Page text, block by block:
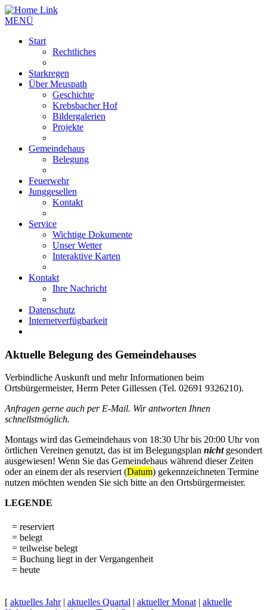
MENÜ
Start
Rechtliches
Starkregen
Über Meuspath
Geschichte
Krebsbacher Hof
Bildergalerien
Projekte
Gemeindehaus
Belegung
Feuerwehr
Junggesellen
Kontakt
Service
Wichtige Dokumente
Unser Wetter
Interaktive Karten
Kontakt
Ihre Nachricht
Datenschutz
Internetverfügbarkeit
Aktuelle Belegung des Gemeindehauses
Verbindliche Auskunft und mehr Informationen beim
Ortsbürgermeister, Herrn Peter Gillessen (Tel. 02691 9326210).
Anfragen gerne auch per E-Mail. Wir antworten Ihnen
schnellstmöglich.
Montags wird das Gemeindehaus von 18:30 Uhr bis 20:00 Uhr von
örtlichen Vereinen genutzt, das ist im Belegungsplan nichtgesondert
ausgewiesen! Wenn Sie das Gemeindehaus während dieser Zeiten
oder an einem der als reserviert (Datum) gekennzeichneten Termine
nutzen möchten wenden Sie sich bitte an den Ortsbürgermeister.
LEGENDE
= reserviert
= belegt
= teilweise belegt
= Buchung liegt in der Vergangenheit
= heute
[ aktuelles Jahr| aktuelles Quartal | aktueller Monat | aktuelle